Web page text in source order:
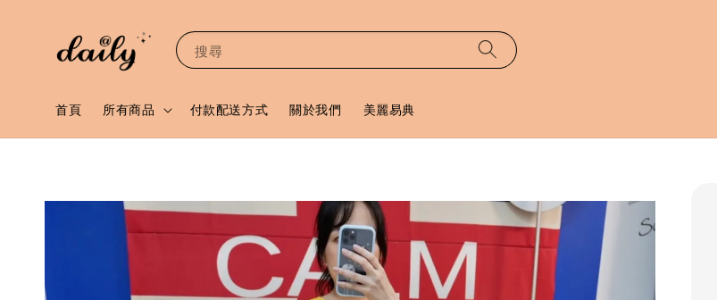
搜尋
首頁 所有商品 付款配送方式 關於我們 美麗易典